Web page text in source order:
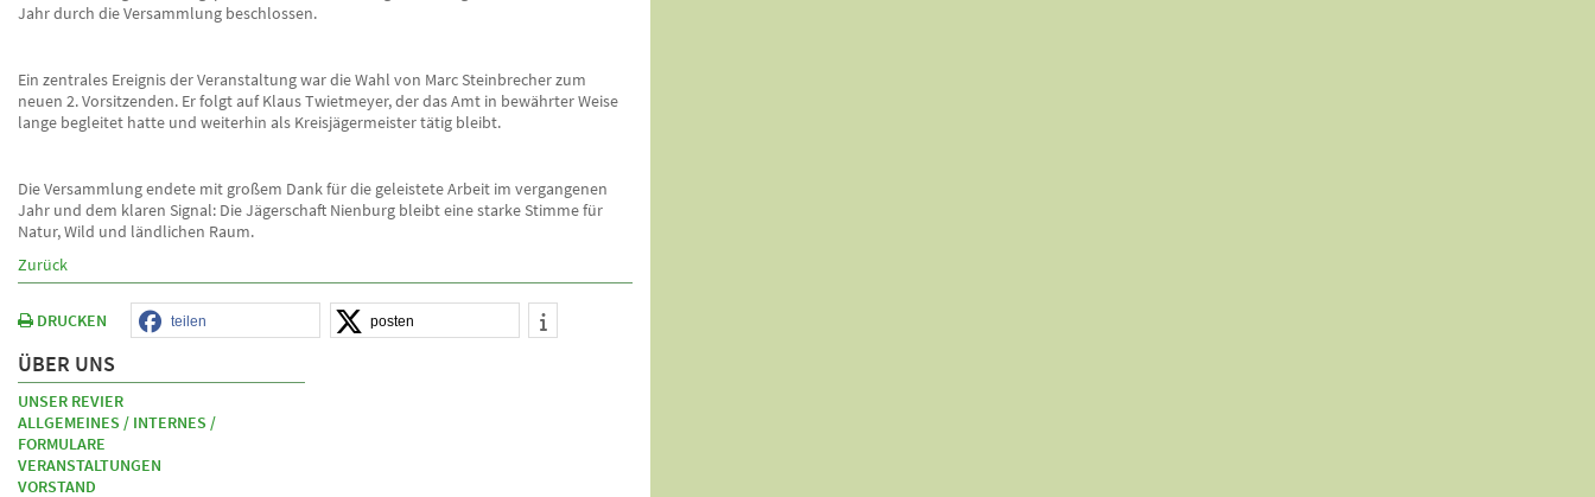
Jahr durch die Versammlung beschlossen.
Ein zentrales Ereignis der Veranstaltung war die Wahl von Marc Steinbrecher zum
neuen 2. Vorsitzenden. Er folgt auf Klaus Twietmeyer, der das Amt in bewährter Weise
lange begleitet hatte und weiterhin als Kreisjägermeister tätig bleibt.
Die Versammlung endete mit großem Dank für die geleistete Arbeit im vergangenen
Jahr und dem klaren Signal: Die Jägerschaft Nienburg bleibt eine starke Stimme für
Natur, Wild und ländlichen Raum.
Zurück
DRUCKEN teilen posten
ÜBER UNS
UNSER REVIER
ALLGEMEINES / INTERNES /
FORMULARE
VERANSTALTUNGEN
VORSTAND